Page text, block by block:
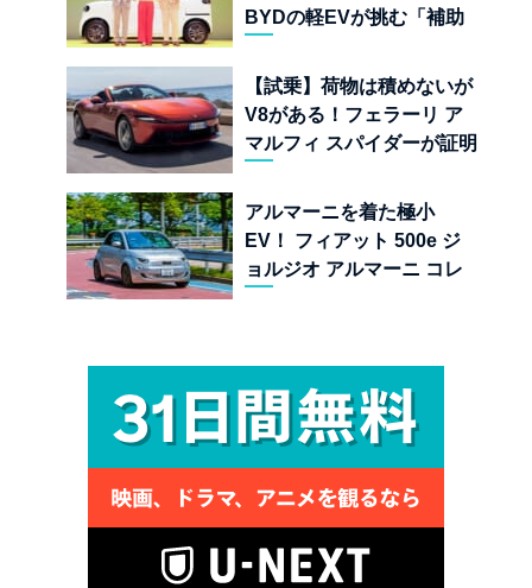
BYDの軽EVが挑む「補助
界
【試乗】荷物は積めないが
V8がある！フェラーリ ア
マルフィ スパイダーが証明
ーの至福
アルマーニを着た極小
EV！ フィアット 500e ジ
ョルジオ アルマーニ コレ